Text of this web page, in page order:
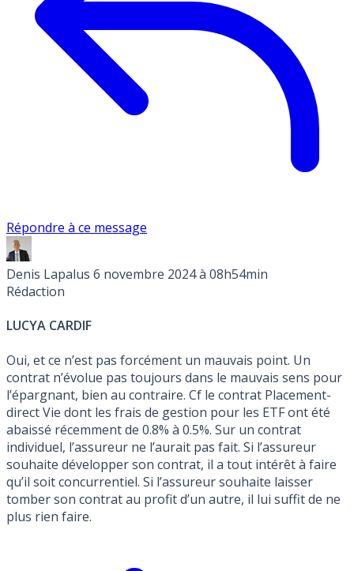
Répondre à ce message
Denis Lapalus 6 novembre 2024 à 08h54min
Rédaction
LUCYA CARDIF
Oui, et ce n’est pas forcément un mauvais point. Un
contrat n’évolue pas toujours dans le mauvais sens pour
l’épargnant, bien au contraire. Cf le contrat Placement-
direct Vie dont les frais de gestion pour les ETF ont été
abaissé récemment de 0.8% à 0.5%. Sur un contrat
individuel, l’assureur ne l’aurait pas fait. Si l’assureur
souhaite développer son contrat, il a tout intérêt à faire
qu’il soit concurrentiel. Si l’assureur souhaite laisser
tomber son contrat au profit d’un autre, il lui suffit de ne
plus rien faire.